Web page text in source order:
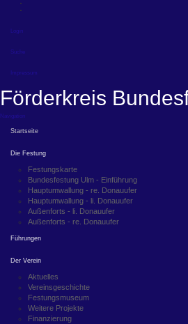
Login
Suche
Impressum
Förderkreis
Navigation
Startseite
Die Festung
Festungskarte
Bundesfestung Ulm - Einführung
Hauptumwallung - re. Donauufer
Hauptumwallung - li. Donauufer
Außenforts - li. Donauufer
Außenforts - re. Donauufer
Führungen
Der Verein
Aktuelles
Vereinsgeschichte
Festungsmuseum
Weitere Projekte
Finanzierung